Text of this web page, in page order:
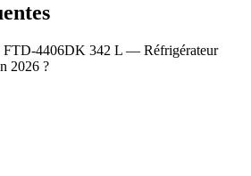
FTD-4406DK 342 L — Réfrigérateur
2026 ?